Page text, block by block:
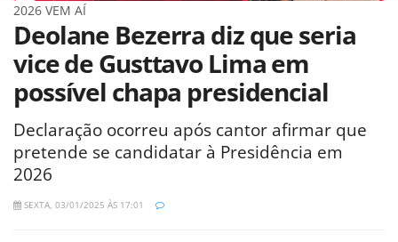
2026 VEM AÍ
Deolane Bezerra diz que seria
vice de Gusttavo Lima em
possível chapa presidencial
Declaração ocorreu após cantor afirmar que
pretende se candidatar à Presidência em
2026
SEXTA, 03/01/2025 ÀS 17:01